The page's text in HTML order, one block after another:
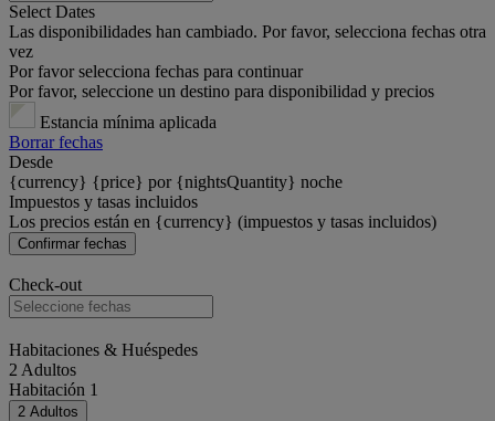
Select Dates
Las disponibilidades han cambiado. Por favor, selecciona fechas otra
vez
Por favor selecciona fechas para continuar
Por favor, seleccione un destino para disponibilidad y precios
Estancia mínima aplicada
Borrar fechas
Desde
{currency} {price} por {nightsQuantity} noche
Impuestos y tasas incluidos
Los precios están en {currency} (impuestos y tasas incluidos)
Confirmar fechas
Check-out
Habitaciones & Huéspedes
2 Adultos
Habitación 1
2 Adultos